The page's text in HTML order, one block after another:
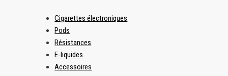
Cigarettes électroniques
Pods
Résistances
E-liquides
Accessoires